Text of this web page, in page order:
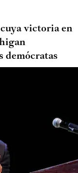
victoria en
demócratas